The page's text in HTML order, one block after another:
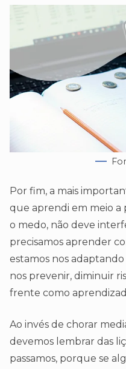
Por fim, a mais
que aprendi em meio a
o medo, não deve
precisamos aprender
estamos nos
nos prevenir, diminuir
frente como
Ao invés de chorar
devemos lembrar das
passamos, porque se